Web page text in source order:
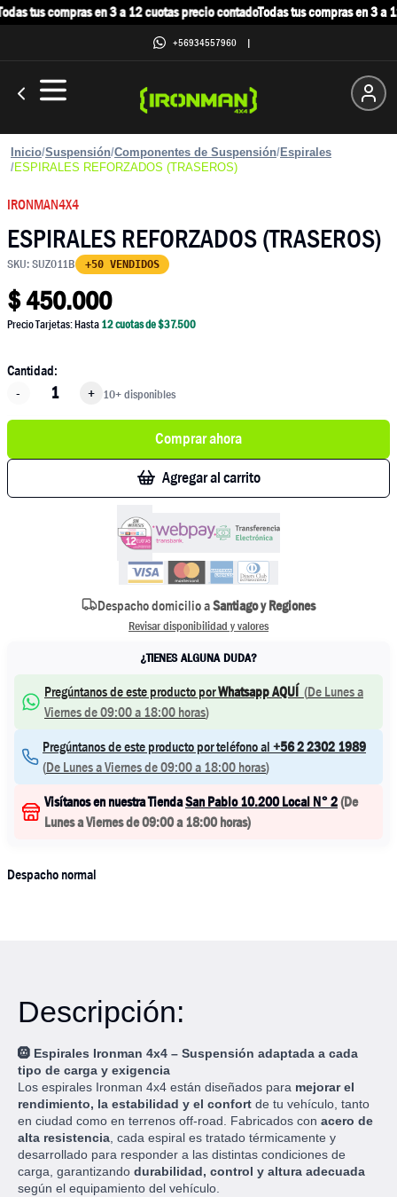
tus compras en 3 a 12 cuotas precio contadoTodas tus compras en 3 a
+56934557960 |
Inicio/Suspensión/Componentes de Suspensión/Espirales
/ESPIRALES REFORZADOS (TRASEROS)
IRONMAN4X4
ESPIRALES REFORZADOS (TRASEROS)
SKU:SUZ011B +50 VENDIDOS
$450.000
Precio Tarjetas: Hasta12cuotas de $37.500
Cantidad:
-
+ 10+ disponibles
Comprar ahora
Agregar al carrito
Despacho domicilio aSantiago y Regiones
Revisar disponibilidad y valores
¿TIENES ALGUNA DUDA?
Pregúntanos de este producto porWhatsapp AQUÍ (De Lunes a
Viernes de 09:00 a 18:00 horas)
Pregúntanos de este producto por teléfono al+56 2 2302 1989
(De Lunes a Viernes de 09:00 a 18:00 horas)
Visítanos en nuestra TiendaSan Pablo 10.200 Local N° 2(De
Lunes a Viernes de 09:00 a 18:00 horas)
Despacho normal
Descripción:
🛞 Espirales Ironman 4x4 – Suspensión adaptada a cada
tipo de carga y exigencia
Los espirales Ironman 4x4 están diseñados para mejorar el
rendimiento, la estabilidad y el confort de tu vehículo, tanto
en ciudad como en terrenos off-road. Fabricados con acero de
alta resistencia , cada espiral es tratado térmicamente y
desarrollado para responder a las distintas condiciones de
carga, garantizando durabilidad, control y altura adecuada
según el equipamiento del vehículo.